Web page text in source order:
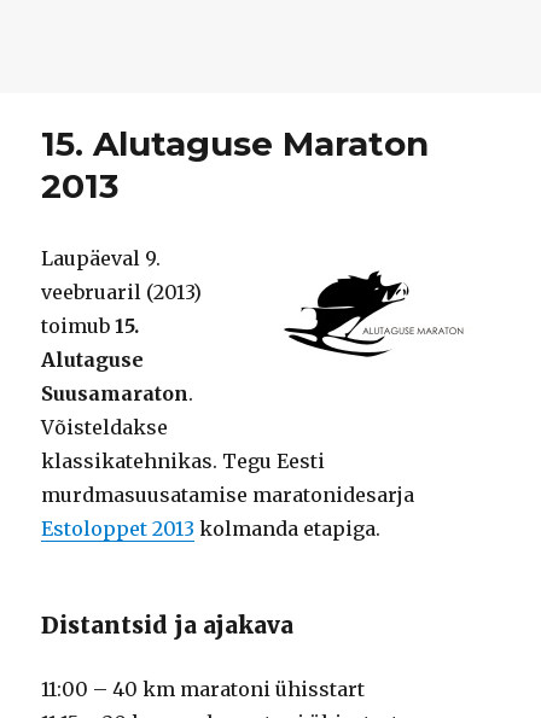
15. Alutaguse Maraton
2013
Laupäeval 9.
veebruaril (2013)
toimub15.
Alutaguse
Suusamaraton.
Võisteldakse
klassikatehnikas. Tegu Eesti
murdmasuusatamise maratonidesarja
Estoloppet 2013 kolmanda etapiga.
Distantsid ja ajakava
11:00 – 40 km maratoni ühisstart